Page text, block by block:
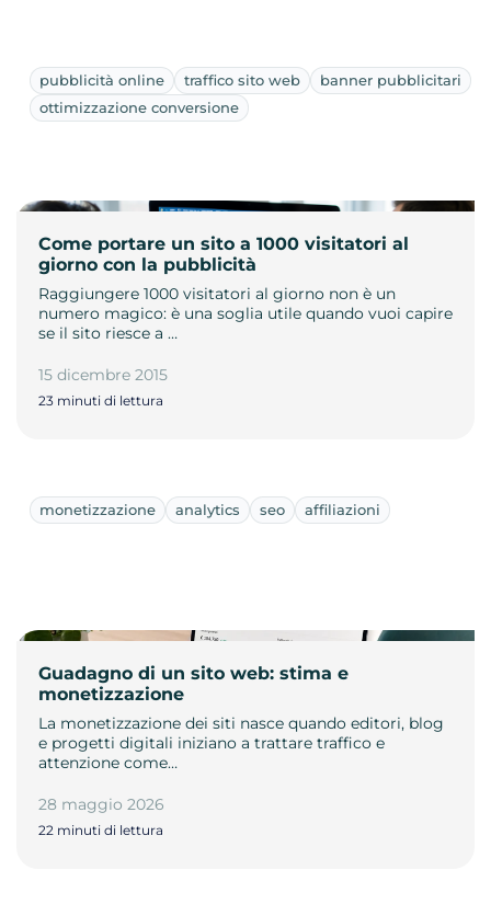
pubblicità online traffico sito web
banner pubblicitari
ottimizzazione conversione
Come portare un sito a 1000 visitatori al
giorno con la pubblicità
Raggiungere 1000 visitatori al giorno non è un
numero magico: è una soglia utile quando vuoi capire
se il sito riesce a …
15 dicembre 2015
23 minuti di lettura
monetizzazione analytics seo affiliazioni
Guadagno di un sito web: stima e
monetizzazione
La monetizzazione dei siti nasce quando editori, blog
e progetti digitali iniziano a trattare traffico e
attenzione come…
28 maggio 2026
22 minuti di lettura